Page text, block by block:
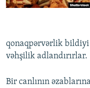
qonaqpərvərlik bildiyi
vəhşilik adlandırırlar.
Bir canlının